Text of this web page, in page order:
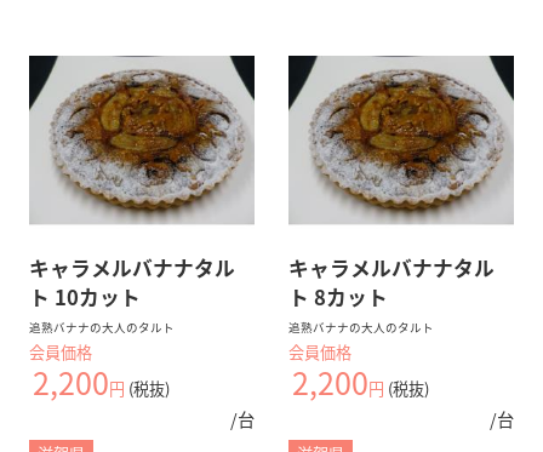
キャラメルバナナタル
ト 10カット
追熟バナナの大人のタルト
会員価格
2,200円 (税抜)
/台
キャラメルバナナタル
ト 8カット
追熟バナナの大人のタルト
会員価格
2,200円 (税抜)
/台